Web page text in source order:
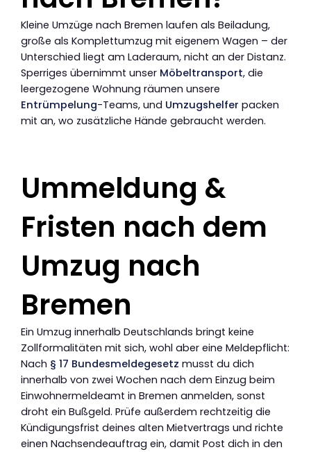
Kleine Umzüge nach Bremen laufen als Beiladung,
große als Komplettumzug mit eigenem Wagen – der
Unterschied liegt am Laderaum, nicht an der Distanz.
Sperriges übernimmt unser Möbeltransport, die
leergezogene Wohnung räumen unsere
Entrümpelung-Teams, und Umzugshelfer packen
mit an, wo zusätzliche Hände gebraucht werden.
Ummeldung &
Fristen nach dem
Umzug nach
Bremen
Ein Umzug innerhalb Deutschlands bringt keine
Zollformalitäten mit sich, wohl aber eine Meldepflicht:
Nach § 17 Bundesmeldegesetz musst du dich
innerhalb von zwei Wochen nach dem Einzug beim
Einwohnermeldeamt in Bremen anmelden, sonst
droht ein Bußgeld. Prüfe außerdem rechtzeitig die
Kündigungsfrist deines alten Mietvertrags und richte
einen Nachsendeauftrag ein, damit Post dich in den